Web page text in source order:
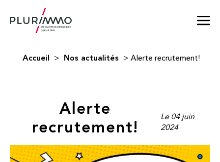
Accueil > Nos actualités > Alerte recrutement!
Alerte
recrutement!
Le 04 juin
2024